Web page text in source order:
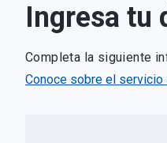
Ingresa tu
Completa la siguiente
Conoce sobre el servicio